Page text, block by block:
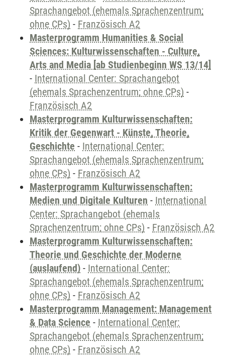
Sprachangebot (ehemals Sprachenzentrum;
ohne CPs) - Französisch A2
Masterprogramm Humanities & Social
Sciences: Kulturwissenschaften - Culture,
Arts and Media [ab Studienbeginn WS 13/14]
- International Center: Sprachangebot
(ehemals Sprachenzentrum; ohne CPs) -
Französisch A2
Masterprogramm Kulturwissenschaften:
Kritik der Gegenwart - Künste, Theorie,
Geschichte - International Center:
Sprachangebot (ehemals Sprachenzentrum;
ohne CPs) - Französisch A2
Masterprogramm Kulturwissenschaften:
Medien und Digitale Kulturen - International
Center: Sprachangebot (ehemals
Sprachenzentrum; ohne CPs) - Französisch A2
Masterprogramm Kulturwissenschaften:
Theorie und Geschichte der Moderne
(auslaufend) - International Center:
Sprachangebot (ehemals Sprachenzentrum;
ohne CPs) - Französisch A2
Masterprogramm Management: Management
& Data Science - International Center:
Sprachangebot (ehemals Sprachenzentrum;
ohne CPs) - Französisch A2